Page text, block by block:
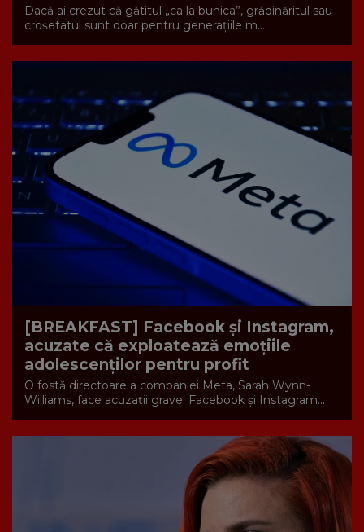
Dacă ai crezut că gătitul „ca la bunica”, grădinăritul sau
croșetatul sunt doar pentru generațiile m...
[BREAKFAST] Facebook și Instagram,
acuzate că exploatează emoțiile
adolescenților pentru profit
O fostă directoare a companiei Meta, Sarah Wynn-
Williams, face acuzații grave: Facebook și Instagram...